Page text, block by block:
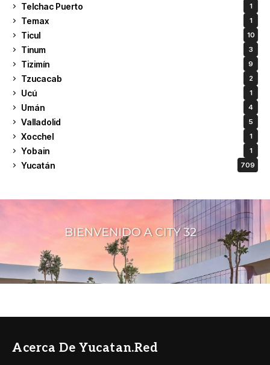
Telchac Puerto 1
Temax 1
Ticul 10
Tinum 3
Tizimín 9
Tzucacab 2
Ucú 1
Umán 4
Valladolid 5
Xocchel 1
Yobain 1
Yucatán 709
Acerca De Yucatan.red